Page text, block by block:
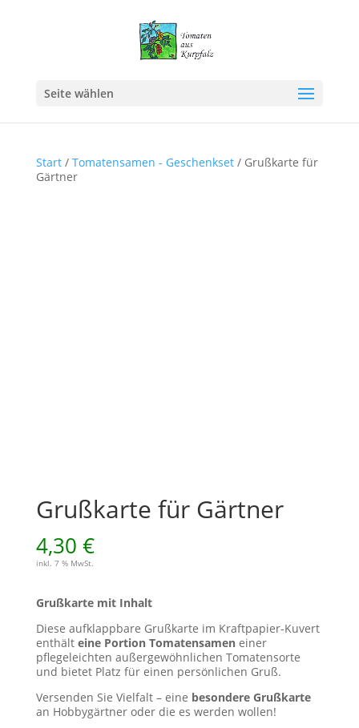
Seite wählen
Start/ Tomatensamen - Geschenkset/ Grußkarte für
Gärtner
Grußkarte für Gärtner
4,30 €
inkl. 7 % MwSt.
Grußkarte mit Inhalt
Diese aufklappbare Grußkarte im Kraftpapier-Kuvert
enthälteine Portion Tomatensameneiner
pflegeleichten außergewöhnlichen Tomatensorte
und bietet Platz für einen persönlichen Gruß.
Versenden Sie Vielfalt – eine besondere Grußkarte
an Hobbygärtner oder die es werden wollen!